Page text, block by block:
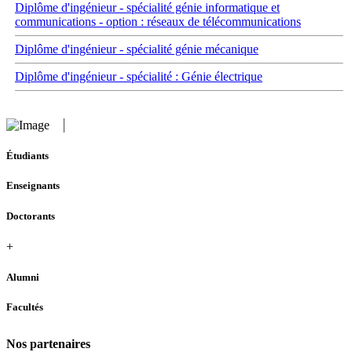
Diplôme d'ingénieur - spécialité génie informatique et
communications - option : réseaux de télécommunications
Diplôme d'ingénieur - spécialité génie mécanique
Diplôme d'ingénieur - spécialité : Génie électrique
Étudiants
Enseignants
Doctorants
+
Alumni
Facultés
Nos partenaires